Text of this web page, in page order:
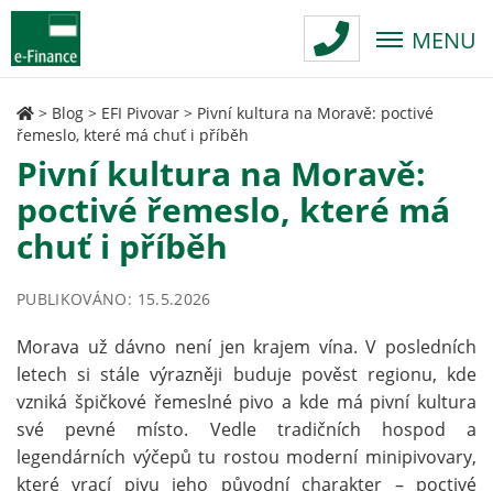
MENU
> Blog > EFI Pivovar > Pivní kultura na Moravě: poctivé
řemeslo, které má chuť i příběh
Pivní kultura na Moravě:
poctivé řemeslo, které má
chuť i příběh
PUBLIKOVÁNO: 15.5.2026
Morava už dávno není jen krajem vína. V posledních
letech si stále výrazněji buduje pověst regionu, kde
vzniká špičkové řemeslné pivo a kde má pivní kultura
své pevné místo. Vedle tradičních hospod a
legendárních výčepů tu rostou moderní minipivovary,
které vrací pivu jeho původní charakter – poctivé